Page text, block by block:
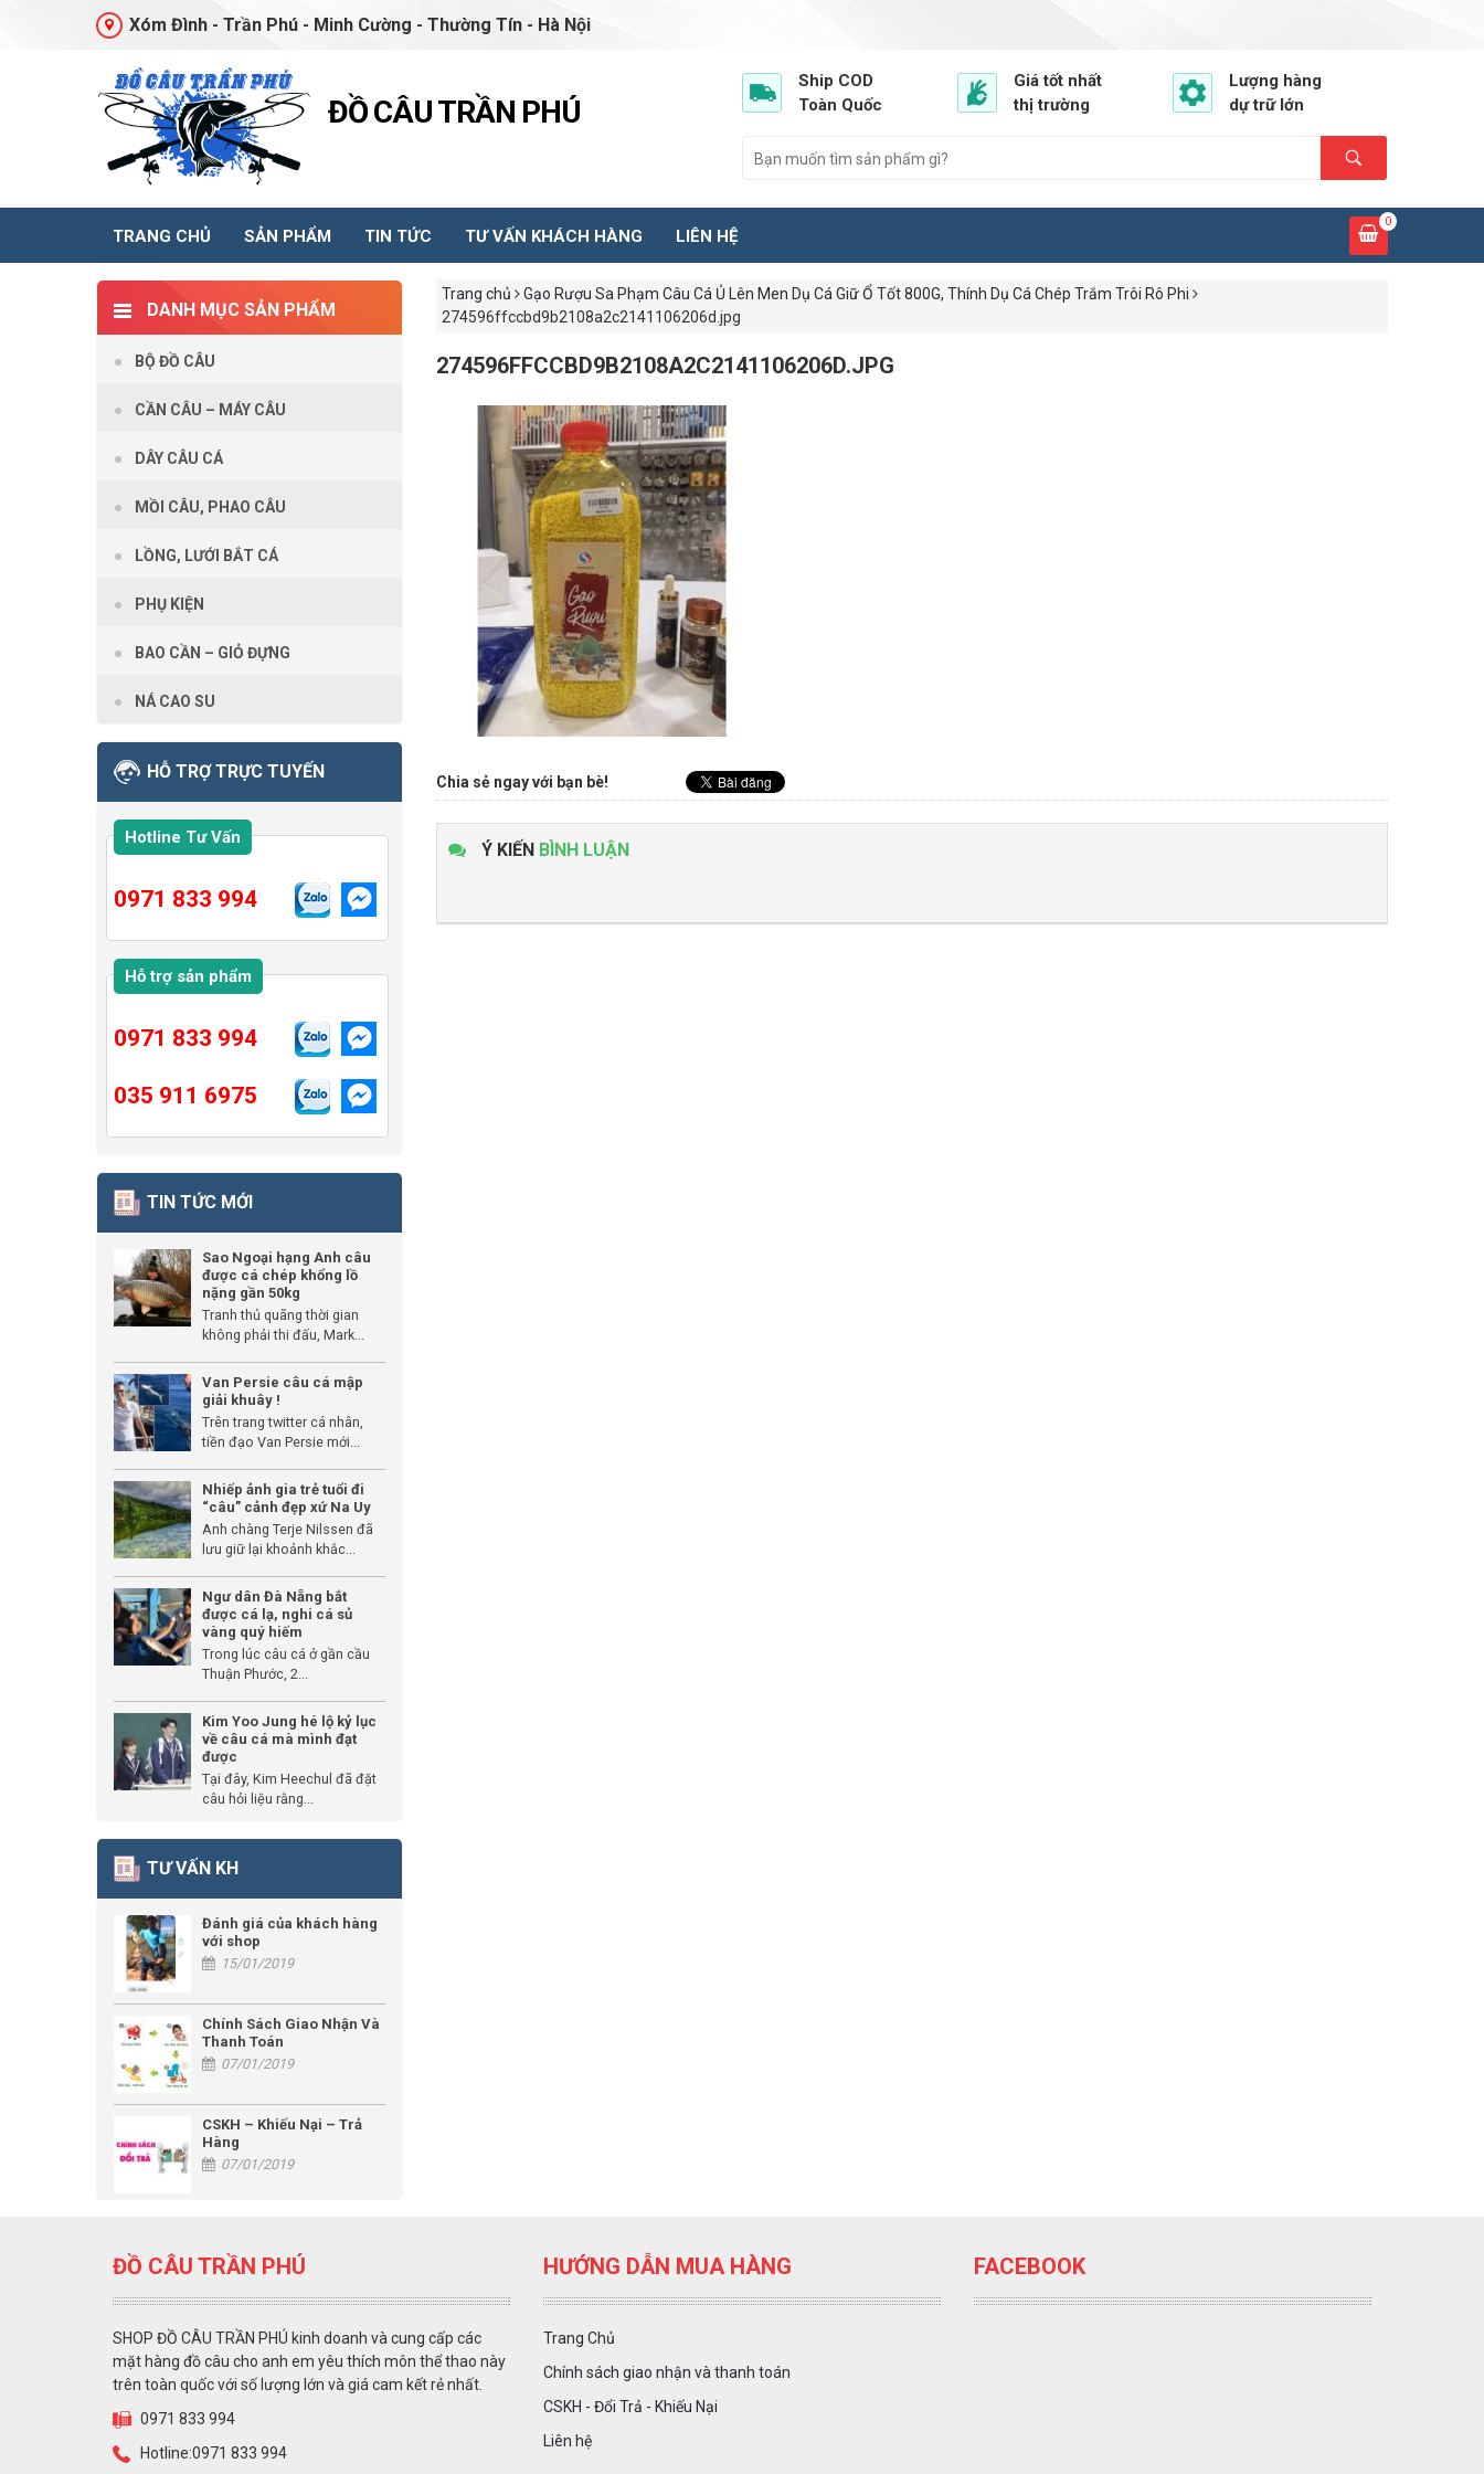
Xóm Đình - Trần Phú - Minh Cường - Thường Tín - Hà Nội
ĐỒ CÂU TRẦN PHÚ
Ship COD
Toàn Quốc
Giá tốt nhất
thị trường
Lượng hàng
dự trữ lớn
TRANG CHỦ SẢN PHẨM TIN TỨC TƯ VẤN KHÁCH HÀNG LIÊN HỆ
0
Trang chủ
Gạo Rượu Sa Phạm Câu Cá Ủ Lên Men Dụ Cá Giữ Ổ Tốt 800G, Thính Dụ Cá Chép Trắm Trôi Rô Phi
274596ffccbd9b2108a2c2141106206d.jpg
274596FFCCBD9B2108A2C2141106206D.JPG
Chia sẻ ngay với bạn bè!
Ý KIẾN BÌNH LUẬN
DANH MỤC SẢN PHẨM
BỘ ĐỒ CÂU
CẦN CÂU – MÁY CÂU
DÂY CÂU CÁ
MỒI CÂU, PHAO CÂU
LỒNG, LƯỚI BẮT CÁ
PHỤ KIỆN
BAO CẦN – GIỎ ĐỰNG
NÁ CAO SU
HỖ TRỢ TRỰC TUYẾN
Hotline Tư Vấn
0971 833 994
Hỗ trợ sản phẩm
0971 833 994
035 911 6975
TIN TỨC MỚI
Sao Ngoại hạng Anh câu
được cá chép khổng lồ
nặng gần 50kg
Tranh thủ quãng thời gian
không phải thi đấu, Mark...
Van Persie câu cá mập
giải khuây !
Trên trang twitter cá nhân,
tiền đạo Van Persie mới...
Nhiếp ảnh gia trẻ tuổi đi
“câu” cảnh đẹp xứ Na Uy
Anh chàng Terje Nilssen đã
lưu giữ lại khoảnh khắc...
Ngư dân Đà Nẵng bắt
được cá lạ, nghi cá sủ
vàng quý hiếm
Trong lúc câu cá ở gần cầu
Thuận Phước, 2...
Kim Yoo Jung hé lộ kỷ lục
về câu cá mà mình đạt
được
Tại đây, Kim Heechul đã đặt
câu hỏi liệu rằng...
TƯ VẤN KH
Đánh giá của khách hàng
với shop
15/01/2019
Chính Sách Giao Nhận Và
Thanh Toán
07/01/2019
CSKH – Khiếu Nại – Trả
Hàng
07/01/2019
ĐỒ CÂU TRẦN PHÚ
SHOP ĐỒ CÂU TRẦN PHÚ kinh doanh và cung cấp các
mặt hàng đồ câu cho anh em yêu thích môn thể thao này
trên toàn quốc với số lượng lớn và giá cam kết rẻ nhất.
0971 833 994
Hotline:0971 833 994
HƯỚNG DẪN MUA HÀNG
Trang Chủ
Chính sách giao nhận và thanh toán
CSKH - Đổi Trả - Khiếu Nại
Liên hệ
FACEBOOK